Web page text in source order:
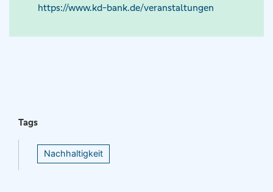
https://www.kd-bank.de/veranstaltungen
Tags
Nachhaltigkeit